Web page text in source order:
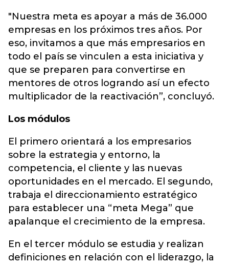
"Nuestra meta es apoyar a más de 36.000
empresas en los próximos tres años. Por
eso, invitamos a que más empresarios en
todo el país se vinculen a esta iniciativa y
que se preparen para convertirse en
mentores de otros logrando así un efecto
multiplicador de la reactivación”, concluyó.
Los módulos
El primero orientará a los empresarios
sobre la estrategia y entorno, la
competencia, el cliente y las nuevas
oportunidades en el mercado. El segundo,
trabaja el direccionamiento estratégico
para establecer una “meta Mega” que
apalanque el crecimiento de la empresa.
En el tercer módulo se estudia y realizan
definiciones en relación con el liderazgo, la